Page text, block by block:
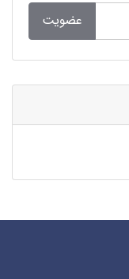
عضویت